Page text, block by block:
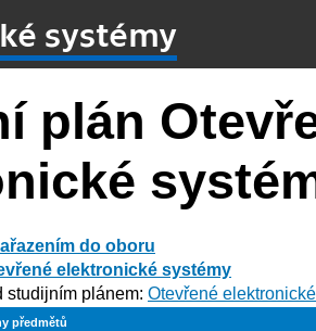
systémy
plán
do oboru
elektronické systémy
studijním plánem: Otevřené
předmětů